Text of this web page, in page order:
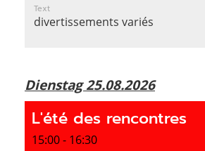
Text
divertissements variés
Dienstag 25.08.2026
L'été des rencontres
15:00 - 16:30